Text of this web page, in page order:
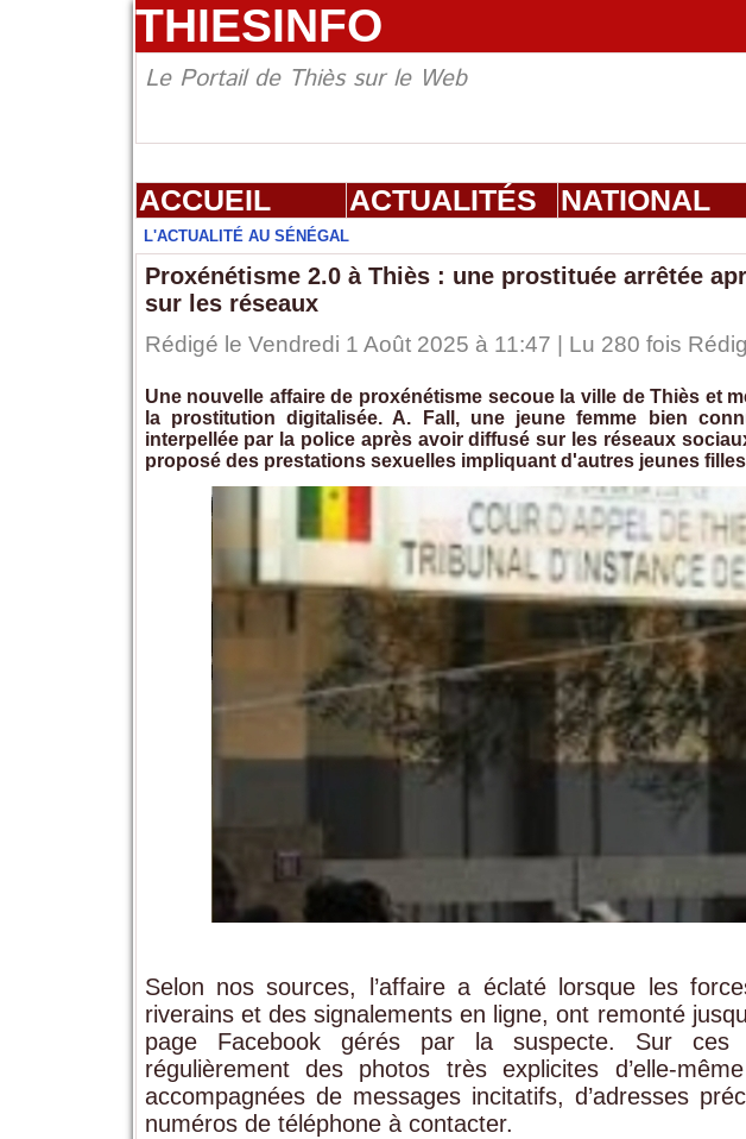
THIESINFO
Le Portail de Thiès sur le Web
ACCUEIL ACTUALITÉS NATIONAL
L'ACTUALITÉ AU SÉNÉGAL
Proxénétisme 2.0 à Thiès : une prostituée arrêtée
sur les réseaux
Rédigé le Vendredi 1 Août 2025 à 11:47 | Lu 280 fois
Une nouvelle affaire de proxénétisme secoue la ville de Thiès et
la prostitution digitalisée. A. Fall, une jeune femme bien
interpellée par la police après avoir diffusé sur les réseaux
proposé des prestations sexuelles impliquant d'autres jeunes
Selon nos sources, l’affaire a éclaté lorsque les
riverains et des signalements en ligne, ont remonté
page Facebook gérés par la suspecte. Sur ces
régulièrement des photos très explicites d’elle-
accompagnées de messages incitatifs, d’adresses
numéros de téléphone à contacter.